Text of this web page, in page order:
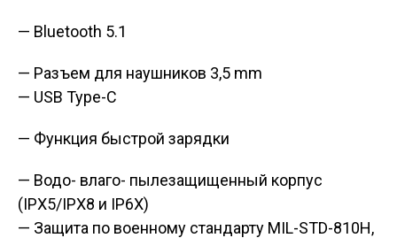
— Bluetooth 5.1
— Разъем для наушников 3,5 mm
— USB Type-C
— Функция быстрой зарядки
— Водо- влаго- пылезащищенный корпус
(IPX5/IPX8 и IP6X)
— Защита по военному стандарту MIL-STD-810H,